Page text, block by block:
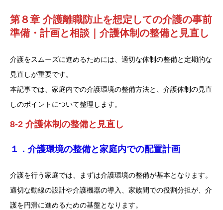
第８章 介護離職防止を想定しての介護の事前
準備・計画と相談
介護体制の整備と見直し
介護をスムーズに進めるためには、適切な体制の整備と定期的な
見直しが重要です。
本記事では、家庭内での介護環境の整備方法と、介護体制の見直
しのポイントについて整理します。
8-2 介護体制の整備と見直し
１．介護環境の整備と家庭内での配置計画
介護を行う家庭では、まずは介護環境の整備が基本となります。
適切な動線の設計や介護機器の導入、家族間での役割分担が、介
護を円滑に進めるための基盤となります。